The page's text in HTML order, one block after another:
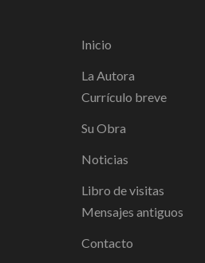
Inicio
La Autora
Currículo breve
Su Obra
Noticias
Libro de visitas
Mensajes antiguos
Contacto